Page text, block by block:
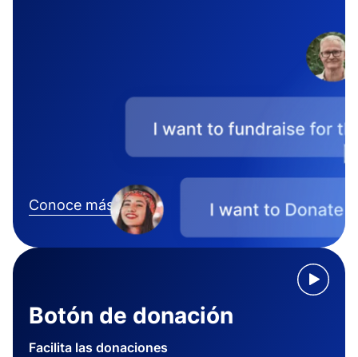
Conoce más
Botón de donación
Facilita las donaciones